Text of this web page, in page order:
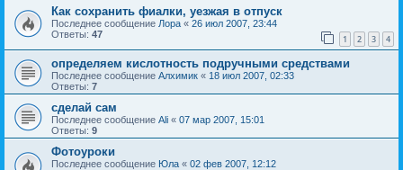
Как сохранить фиалки, уезжая в отпуск
Последнее сообщение Лора « 26 июл 2007, 23:44
Ответы: 47 1 2 3 4
определяем кислотность подручными средствами
Последнее сообщение Алхимик « 18 июл 2007, 02:33
Ответы: 7
сделай сам
Последнее сообщение Ali « 07 мар 2007, 15:01
Ответы: 9
Фотоуроки
Последнее сообщение Юла « 02 фев 2007, 12:12